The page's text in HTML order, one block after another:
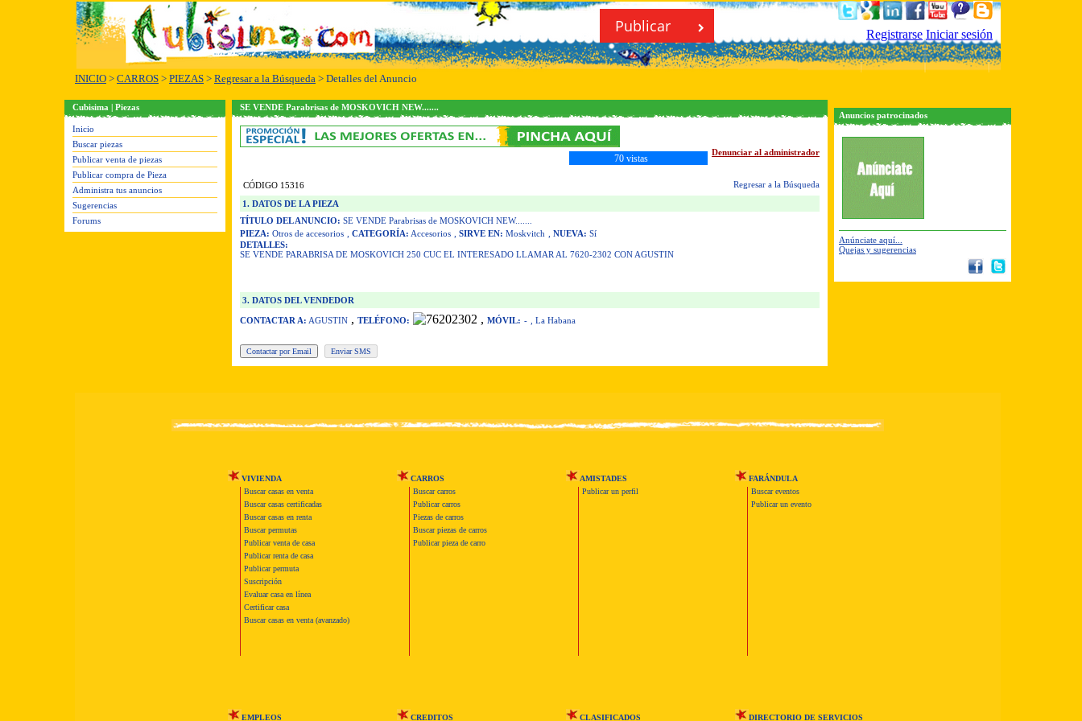
Publicar Registrarse Iniciar sesión
INICIO > CARROS > PIEZAS > Regresar a la Búsqueda > Detalles del Anuncio
Cubisima | Piezas
Inicio
Buscar piezas
Publicar venta de piezas
Publicar compra de Pieza
Administra tus anuncios
Sugerencias
Forums
SE VENDE Parabrisas de MOSKOVICH NEW.......
Denunciar al administrador
70 vistas
CÓDIGO 15316
Regresar a la Búsqueda
1. DATOS DE LA PIEZA
TÍTULO DEL ANUNCIO: SE VENDE Parabrisas de MOSKOVICH NEW.......
PIEZA: Otros de accesorios CATEGORÍA: Accesorios SIRVE EN: Moskvitch NUEVA: Sí
DETALLES:
SE VENDE PARABRISA DE MOSKOVICH 250 CUC EL INTERESADO LLAMAR AL 7620-2302 CON AGUSTIN
3. DATOS DEL VENDEDOR
CONTACTAR A: AGUSTIN , TELÉFONO: , MÓVIL: - , La Habana
Anuncios patrocinados
Anúnciate aquí...
Quejas y sugerencias
VIVIENDA
Buscar casas en venta
Buscar casas certificadas
Buscar casas en renta
Buscar permutas
Publicar venta de casa
Publicar renta de casa
Publicar permuta
Suscripción
Evaluar casa en línea
Certificar casa
Buscar casas en venta (avanzado)
CARROS
Buscar carros
Publicar carros
Piezas de carros
Buscar piezas de carros
Publicar pieza de carro
AMISTADES
Publicar un perfil
FARÁNDULA
Buscar eventos
Publicar un evento
EMPLEOS CREDITOS CLASIFICADOS DIRECTORIO DE SERVICIOS